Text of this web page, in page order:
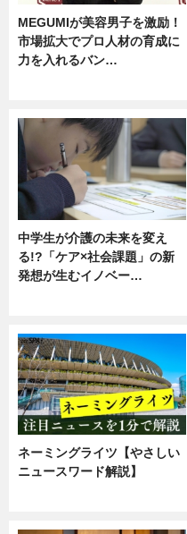
MEGUMIが美容男子を激励！
市場拡大でプロ人材の育成に
力を入れるバン…
中学生が介護の未来を変え
る!?「ケア×社会課題」の新
発想が生むイノベー…
ネーミングライツ【やさしい
ニュースワード解説】